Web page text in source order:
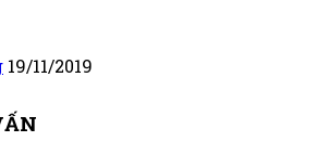
19/11/2019